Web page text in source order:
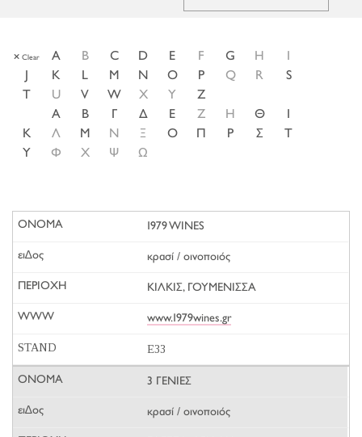
Clear A B C D E F G H
I
K L M N O P Q R
S
T
U V W X Y
Z
Α
Β Γ Δ Ε Ζ Η Θ
Ι
Κ
Λ Μ Ν Ξ Ο Π Ρ Σ
Τ
Υ
Φ Χ Ψ Ω
1979 WINES
κρασί / οινοποιός
ΚΙΛΚΙΣ, ΓΟΥΜΕΝΙΣΣΑ
www.1979wines.gr
E33
3 ΓΕΝΙΕΣ
κρασί / οινοποιός